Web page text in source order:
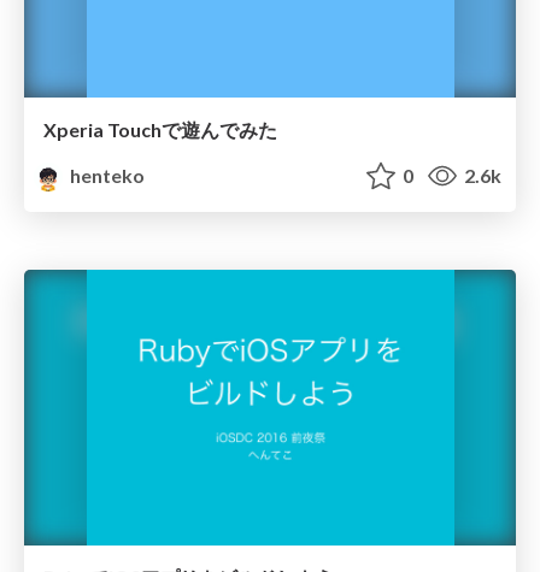
Xperia Touchで遊んでみた
henteko
0 2.6k